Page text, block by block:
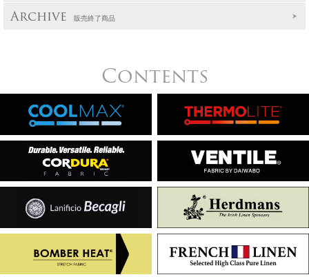
Archive 販売終了商品
Contents